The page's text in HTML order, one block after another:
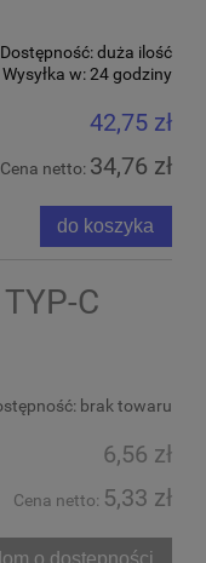
Dostępność:duża ilość
Wysyłka w:24 godziny
42,75 zł
Cena netto: 34,76 zł
do koszyka
C
brak towaru
6,56 zł
Cena netto: 5,33 zł
o dostępności